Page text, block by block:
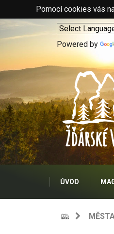
Pomocí cookies vás
Powered by
ÚVOD